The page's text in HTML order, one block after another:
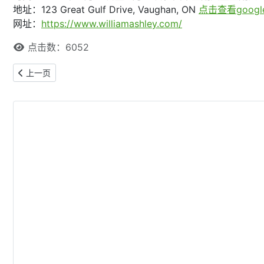
地址：123 Great Gulf Drive, Vaughan, ON 点击查看
网址： https://www.williamashley.com/
点击数：6052
上一篇文章: 2025加拿大“黑色星期五Black Friday”促销信息集锦（
上一页